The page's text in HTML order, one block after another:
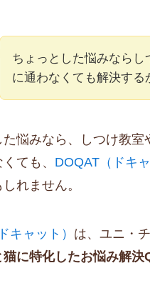
ちょっとした悩みならし
に通わなくても解決する
た悩みなら、しつけ教室
ても、 DOQAT（ドキャ
れません。
キャット） は、ユニ・
猫に特化したお悩み解決